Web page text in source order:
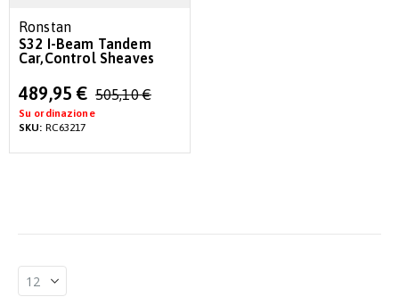
Ronstan
S32 I-Beam Tandem
Car,Control Sheaves
Special
Price
489,95 € 505,10 €
Su ordinazione
SKU: RC63217